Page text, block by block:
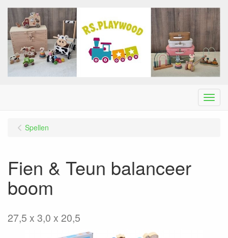
Menu
Spellen
Fien & Teun balanceer
boom
27,5 x 3,0 x 20,5